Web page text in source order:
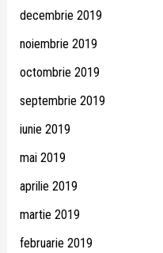
decembrie 2019
noiembrie 2019
octombrie 2019
septembrie 2019
iunie 2019
mai 2019
aprilie 2019
martie 2019
februarie 2019